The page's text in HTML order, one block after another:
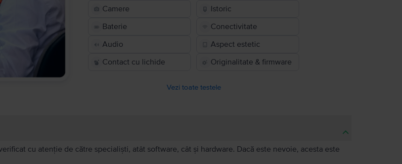
Camere
Istoric
Baterie
Conectivitate
Audio
Aspect estetic
Contact cu lichide
Originalitate & firmware
Vezi toate testele
cu atenție de către specialiști, atât software, cât și hardware. Dacă este nevoie, acesta este